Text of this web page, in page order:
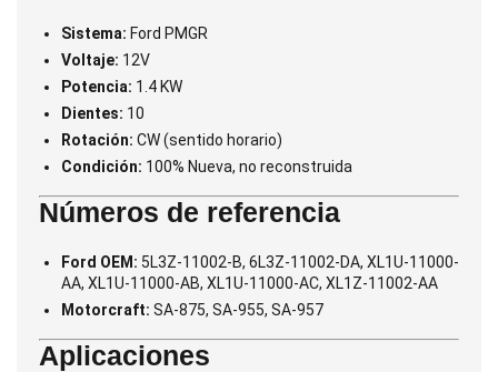
Sistema: Ford PMGR
Voltaje: 12V
Potencia: 1.4 KW
Dientes: 10
Rotación: CW (sentido horario)
Condición: 100% Nueva, no reconstruida
Números de referencia
Ford OEM: 5L3Z-11002-B, 6L3Z-11002-DA, XL1U-11000-
AA, XL1U-11000-AB, XL1U-11000-AC, XL1Z-11002-AA
Motorcraft: SA-875, SA-955, SA-957
Aplicaciones